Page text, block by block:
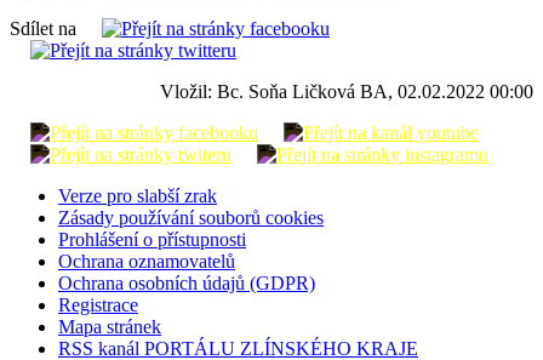
Sdílet na
Vložil: Bc. Soňa Ličková BA, 02.02.2022 00:00
Verze pro slabší zrak
Zásady používání souborů cookies
Prohlášení o přístupnosti
Ochrana oznamovatelů
Ochrana osobních údajů (GDPR)
Registrace
Mapa stránek
RSS kanál PORTÁLU ZLÍNSKÉHO KRAJE